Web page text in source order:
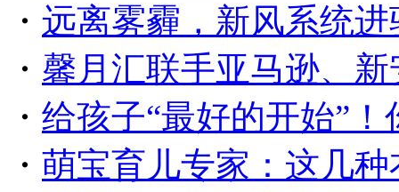
・ 远离雾霾，新风系统
・ 馨月汇联手亚马逊、
・ 给孩子“最好的开始”
・ 萌宝育儿专家：这几